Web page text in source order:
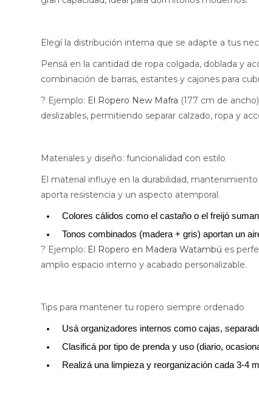
Elegí la distribución interna que se adapte a tus
Pensá en la cantidad de ropa colgada, doblada y
combinación de barras, estantes y cajones para
? Ejemplo: El Ropero New Mafra (177 cm de
deslizables, permitiendo separar calzado, ropa y
Materiales y diseño: funcionalidad con estilo
El material influye en la durabilidad,
aporta resistencia y un aspecto atemporal.
Colores cálidos como el castaño o el freijó
Tonos combinados (madera + gris) aportan un
? Ejemplo: El Ropero en Madera Watambú es
amplio espacio interno y acabado personalizable.
Tips para mantener tu ropero siempre ordenado
Usá organizadores internos como cajas,
Clasificá por tipo de prenda y uso (diario,
Realizá una limpieza y reorganización cada 3-4